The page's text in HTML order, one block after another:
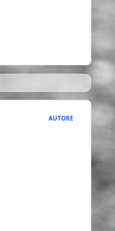
AUTORE